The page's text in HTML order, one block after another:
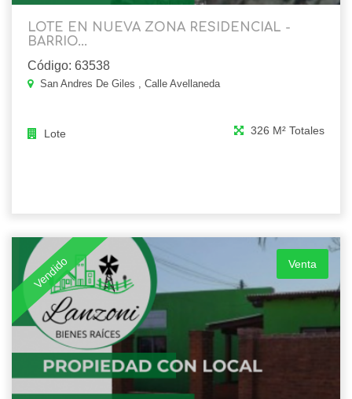
LOTE EN NUEVA ZONA RESIDENCIAL -
BARRIO...
Código: 63538
San Andres De Giles , Calle Avellaneda
Lote 326 M² Totales
Vendido Venta